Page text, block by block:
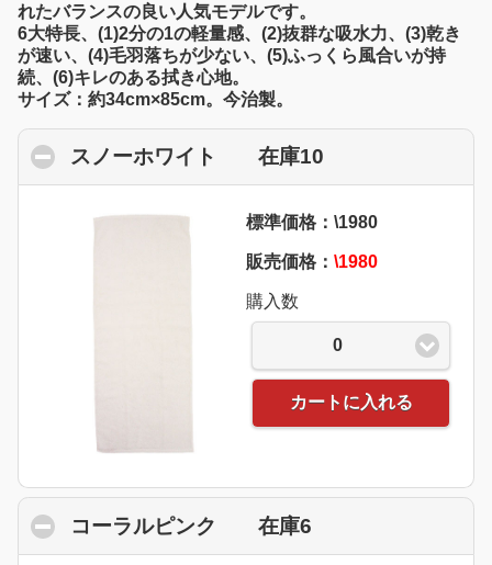
れたバランスの良い人気モデルです。
6大特長、(1)2分の1の軽量感、(2)抜群な吸水力、(3)乾き
が速い、(4)毛羽落ちが少ない、(5)ふっくら風合いが持
続、(6)キレのある拭き心地。
サイズ：約34cm×85cm。今治製。
スノーホワイト 在庫10
標準価格：\1980
販売価格： \1980
購入数
0
カートに入れる
コーラルピンク 在庫6